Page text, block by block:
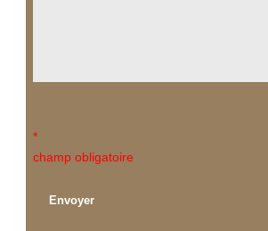
*
champ obligatoire